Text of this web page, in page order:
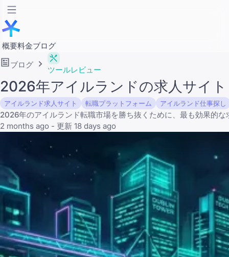
概要料金ブログ
ブログ
ツールレビュー
2026年アイルランドの求人サイ
アイルランド求人サイト 転職プラットフォーム アイルランド仕事探し
2026年のアイルランド転職市場を勝ち抜くために、最も効果的
2 months ago - 更新 18 days ago